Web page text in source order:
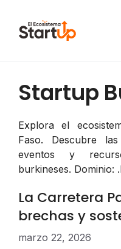
Startup
Explora el
Faso. Descubre
eventos y
burkineses. Dominio:
La Carretera
brechas y
marzo 22, 2026